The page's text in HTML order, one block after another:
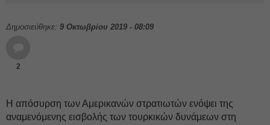
Δημοσιεύθηκε: 9 Οκτωβρίου 2019 - 08:09
2
Η απόσυρση των Αμερικανών στρατιωτών ενόψει της
αναμενόμενης εισβολής των τουρκικών δυνάμεων στη